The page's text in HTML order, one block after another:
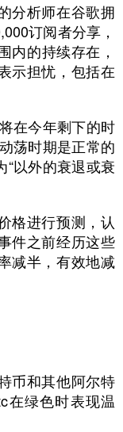
分析师在谷歌拥
订阅者分享，
内的持续存在，
示担忧，包括在
在今年剩下的时
荡时期是正常的
以外的衰退或衰
格进行预测，认
件之前经历这些
减半，有效地减
币和其他阿尔特
在绿色时表现温